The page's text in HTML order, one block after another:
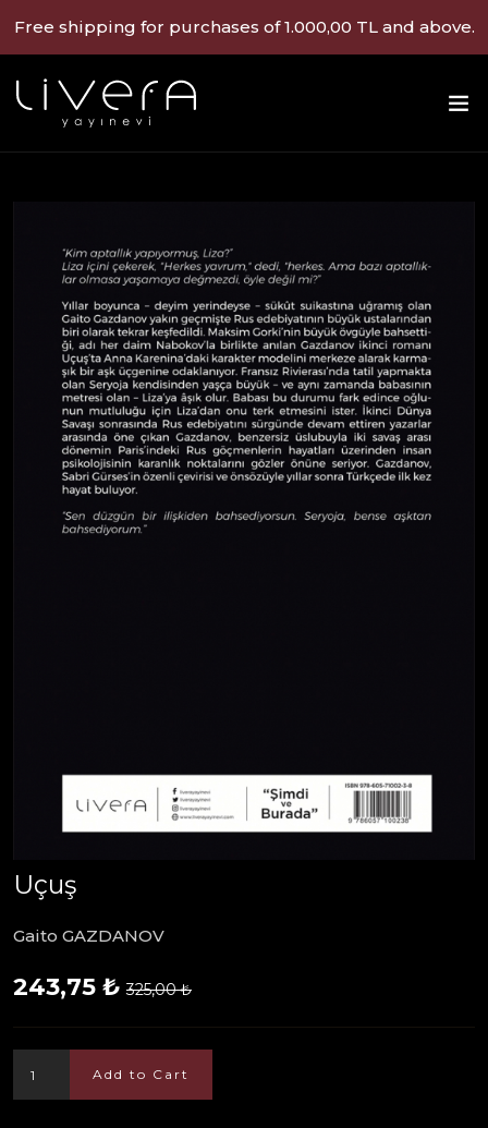
Free shipping for purchases of 1.000,00 TL and above.
Uçuş
Gaito GAZDANOV
243,75 ₺ 325,00 ₺
Add to Cart